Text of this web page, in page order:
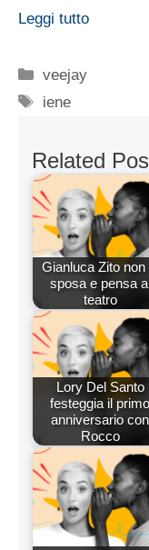
Leggi tutto
Categorie
veejay
Tag
iene
Related
Gianluca Zito non
sposa e pensa
teatro
Lory Del Santo
festeggia il primo
anniversario con
Rocco